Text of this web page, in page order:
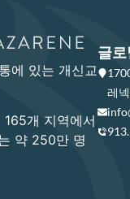
에 있는 개신교
개 지역에서
약 250만 명
글로
레